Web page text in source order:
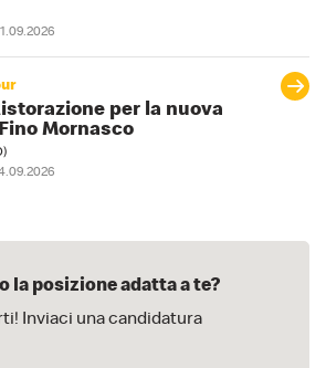
per la nuova
Mornasco
la posizione adatta a te?
Inviaci una candidatura